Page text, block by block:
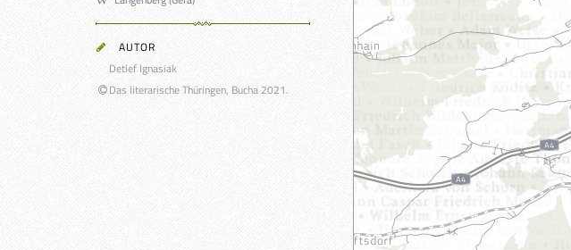
AUTOR
Detlef Ignasiak
Das literarische Thüringen, Bucha 2021.